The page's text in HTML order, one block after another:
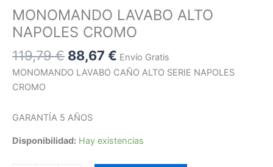
MONOMANDO LAVABO ALTO
NAPOLES CROMO
119,79€ 88,67 € Envío Gratis
MONOMANDO LAVABO CAÑO ALTO SERIE NAPOLES
CROMO
GARANTÍA 5 AÑOS
Disponibilidad: Hay existencias